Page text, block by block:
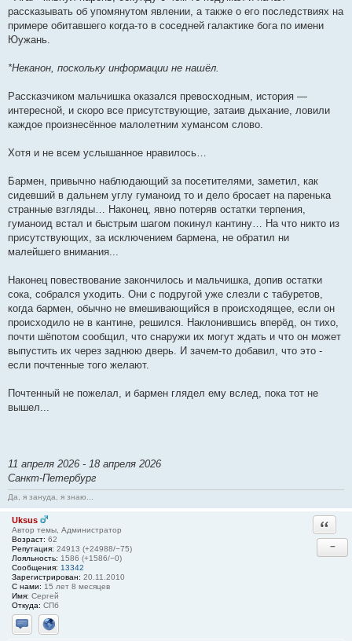
рассказывать об упомянутом явлении, а также о его последствиях на
примере обитавшего когда-то в соседней галактике бога по имени
Юужань.
*Неканон, поскольку информации не нашёл.
Рассказчиком мальчишка оказался превосходным, история —
интересной, и скоро все присутствующие, затаив дыхание, ловили
каждое произнесённое малолетним хумансом слово.
Хотя и не всем услышанное нравилось…
Бармен, привычно наблюдающий за посетителями, заметил, как
сидевший в дальнем углу гуманоид то и дело бросает на паренька
странные взгляды… Наконец, явно потеряв остатки терпения,
гуманоид встал и быстрым шагом покинул кантину… На что никто из
присутствующих, за исключением бармена, не обратил ни
малейшего внимания...
Наконец повествование закончилось и мальчишка, допив остатки
сока, собрался уходить. Они с подругой уже слезли с табуретов,
когда бармен, обычно не вмешивающийся в происходящее, если он
происходило не в кантине, решился. Наклонившись вперёд, он тихо,
почти шёпотом сообщил, что снаружи их могут ждать и что он может
выпустить их через заднюю дверь. И зачем-то добавил, что это -
если почтенные того желают.
Почтенный не пожелал, и бармен глядел ему вслед, пока тот не
вышел...
11 апреля 2026 - 18 апреля 2026
Санкт-Петербург
Да, я зануда, я знаю...
Uksus
Автор темы, Администратор
Возраст: 62
Репутация: 24913 (+24988/−75)
Лояльность: 1586 (+1586/−0)
Сообщения: 13342
Зарегистрирован: 20.11.2010
С нами: 15 лет 8 месяцев
Имя: Сергей
Откуда: СПб
Отправить личное сообщение
Сайт
−